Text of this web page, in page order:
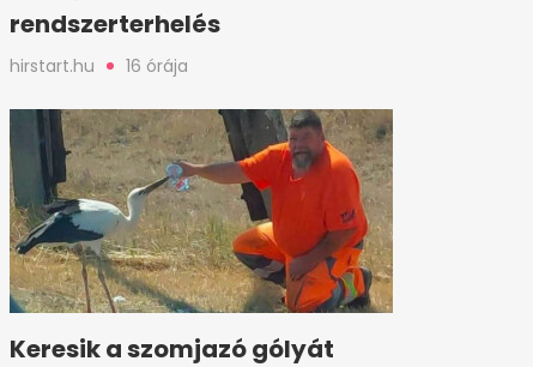
rendszerterhelés
hirstart.hu 16 órája
Keresik a szomjazó gólyát